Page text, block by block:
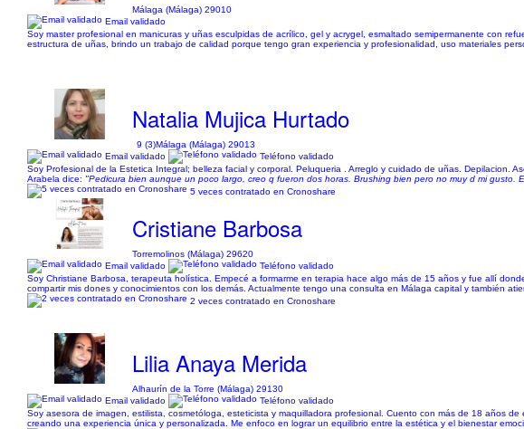
Málaga (Málaga) 29010
Email validado
Soy master profesional en manicuras y uñas esculpidas de acrílico, gel y acrygel, esmaltado semipermanente con
estructura de uñas, brindo un trabajo de calidad porque tengo gran experiencia y profesionalidad, uso materiales
Natalia Mujica Hurtado
9 (3)Málaga (Málaga) 29013
Email validado
Teléfono validado
Soy Profesional de la Estetica Integral; belleza facial y corporal. Peluqueria . Arreglo y cuidado de uñas. Depilacion.
Arabela dice: "Pedicura bien aunque un poco largo, creo q fueron dos horas. Brushing bien pero no muy d mi
5 veces contratado en Cronoshare
Cristiane Barbosa
Torremolinos (Málaga) 29620
Email validado
Teléfono validado
Soy Christiane Barbosa, terapeuta holística. Empecé a formarme en terapia hace algo más de 15 años y fue allí
compartir mis dones y conocimientos con los demás. Actualmente tengo una consulta en Málaga capital y también
2 veces contratado en Cronoshare
Lilia Anaya Merida
Alhaurín de la Torre (Málaga) 29130
Email validado
Teléfono validado
Soy asesora de imagen, estilista, cosmetóloga, esteticista y maquilladora profesional. Cuento con más de 18 años
creando una experiencia única y personalizada. Me enfoco en lograr un equilibrio entre la estética y el bienestar